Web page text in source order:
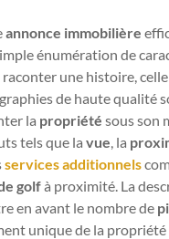
annonce immobilière
énumération de
une histoire,
de haute qualité
la propriété sous son
tels que lavue , la
services additionnels
golfà proximité. La
en avant le nombre de
unique de la propriété